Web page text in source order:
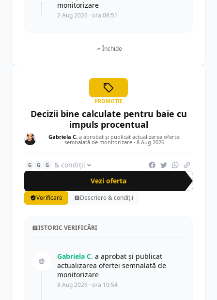
monitorizare
2 Aug 2026 · ora 08:51
Închide
PROMOȚIE
Decizii bine calculate pentru baie cu
impuls procentual
Gabriela C.a aprobat și publicat actualizarea ofertei
semnalată de monitorizare · 8 Aug 2026
G G G
& condiții
Vezi oferta
Verificare Descriere & condiții
ISTORIC VERIFICĂRI
Gabriela C. a aprobat și publicat
actualizarea ofertei semnalată de
monitorizare
8 Aug 2026 · ora 10:54